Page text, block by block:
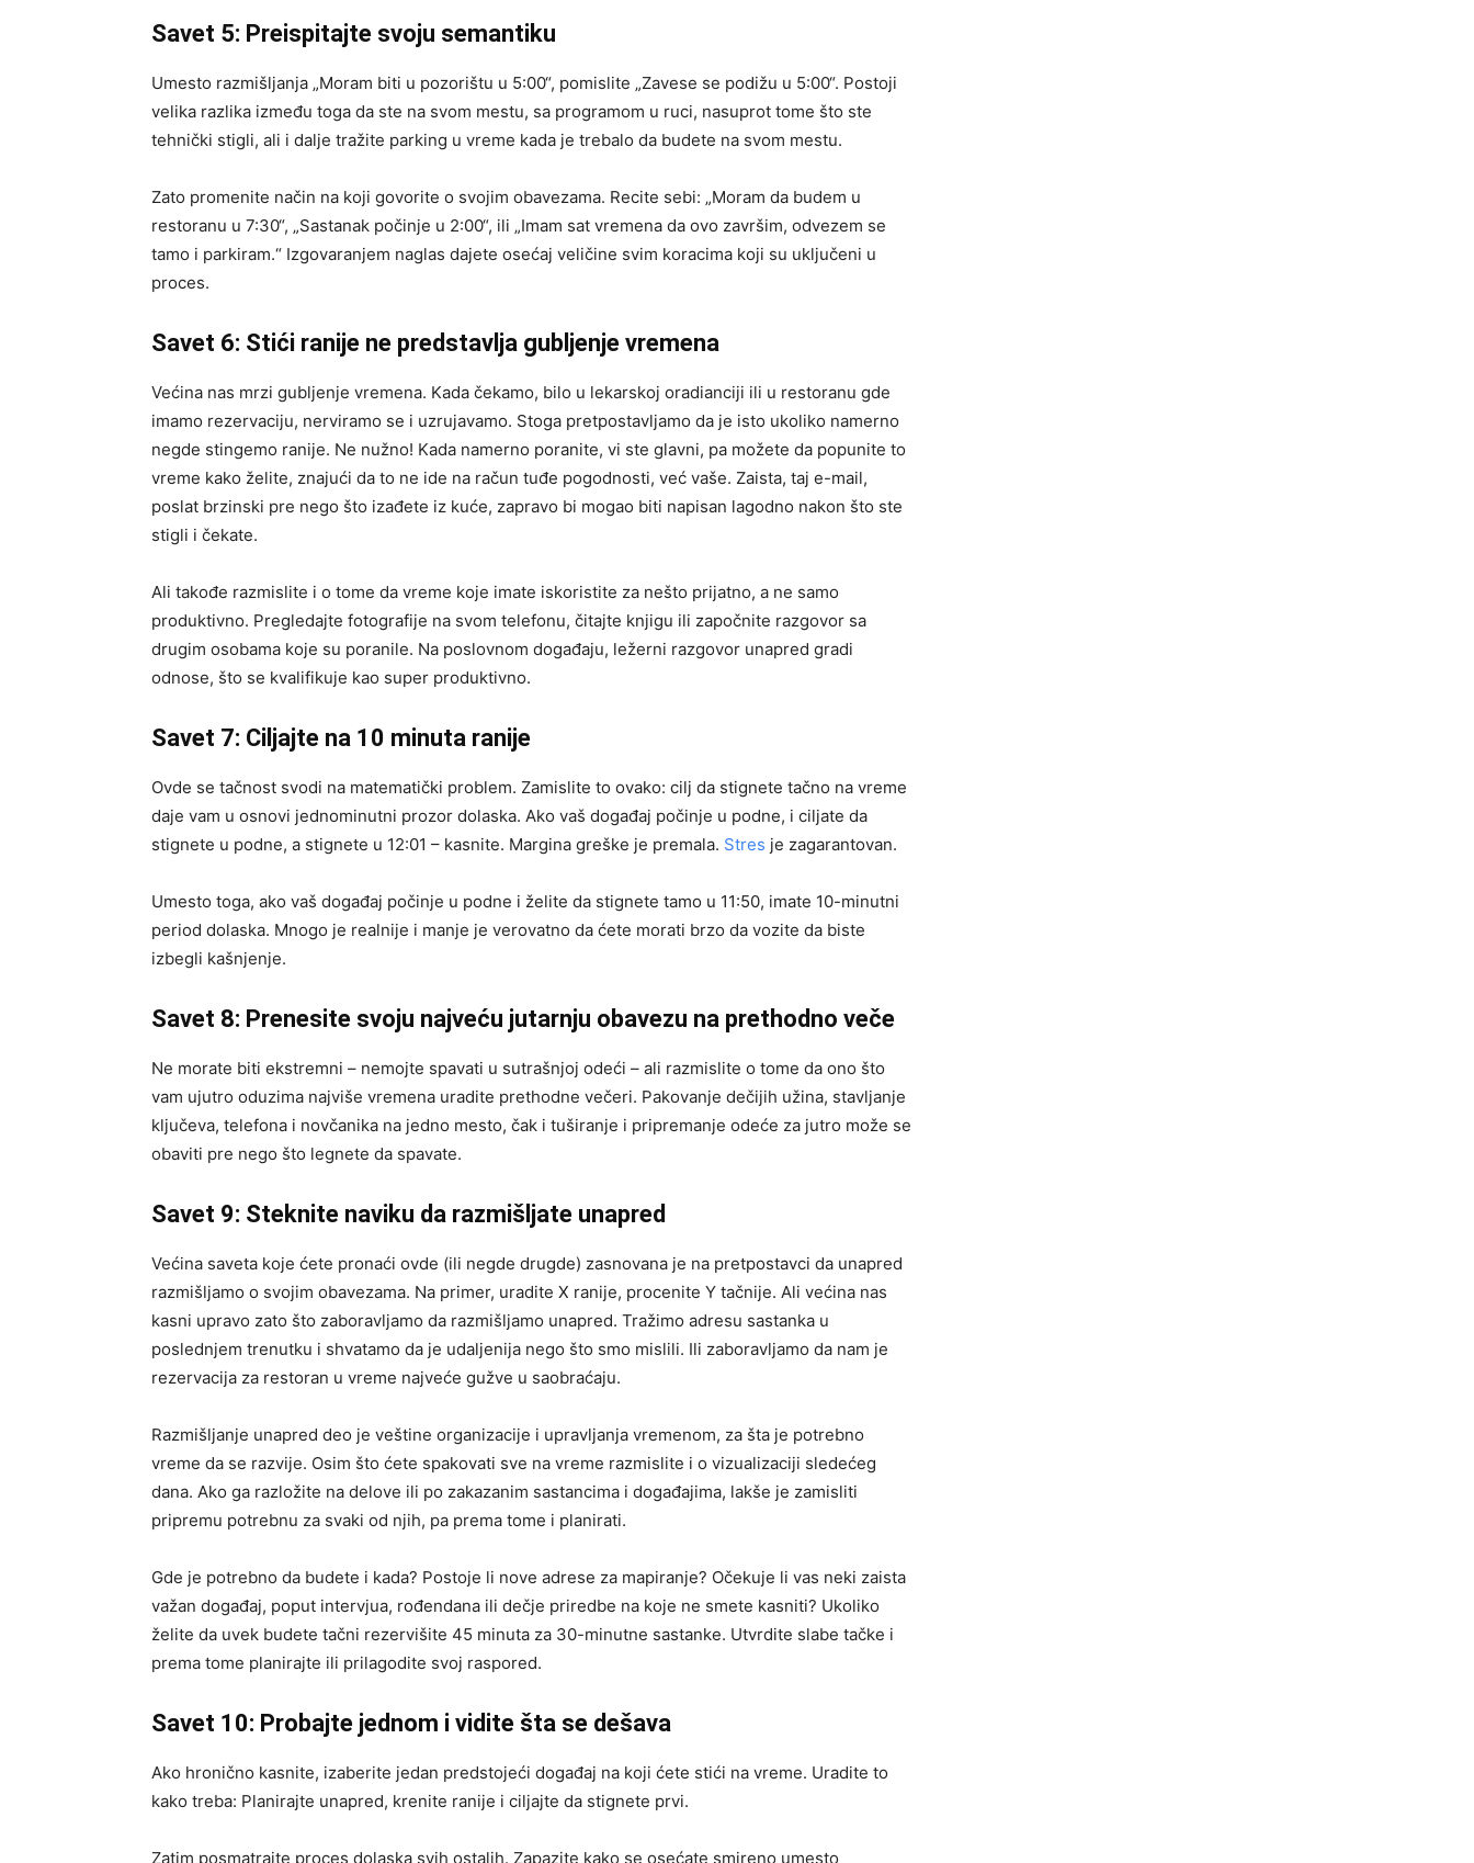
Savet 5: Preispitajte svoju semantiku
Umesto razmišljanja „Moram biti u pozorištu u 5:00“, pomislite „Zavese se podižu u 5:00“. Postoji
velika razlika između toga da ste na svom mestu, sa programom u ruci, nasuprot tome što ste
tehnički stigli, ali i dalje tražite parking u vreme kada je trebalo da budete na svom mestu.
Zato promenite način na koji govorite o svojim obavezama. Recite sebi: „Moram da budem u
restoranu u 7:30“, „Sastanak počinje u 2:00“, ili „Imam sat vremena da ovo završim, odvezem se
tamo i parkiram.“ Izgovaranjem naglas dajete osećaj veličine svim koracima koji su uključeni u
proces.
Savet 6: Stići ranije ne predstavlja gubljenje vremena
Većina nas mrzi gubljenje vremena. Kada čekamo, bilo u lekarskoj oradianciji ili u restoranu gde
imamo rezervaciju, nerviramo se i uzrujavamo. Stoga pretpostavljamo da je isto ukoliko namerno
negde stingemo ranije. Ne nužno! Kada namerno poranite, vi ste glavni, pa možete da popunite to
vreme kako želite, znajući da to ne ide na račun tuđe pogodnosti, već vaše. Zaista, taj e-mail,
poslat brzinski pre nego što izađete iz kuće, zapravo bi mogao biti napisan lagodno nakon što ste
stigli i čekate.
Ali takođe razmislite i o tome da vreme koje imate iskoristite za nešto prijatno, a ne samo
produktivno. Pregledajte fotografije na svom telefonu, čitajte knjigu ili započnite razgovor sa
drugim osobama koje su poranile. Na poslovnom događaju, ležerni razgovor unapred gradi
odnose, što se kvalifikuje kao super produktivno.
Savet 7: Ciljajte na 10 minuta ranije
Ovde se tačnost svodi na matematički problem. Zamislite to ovako: cilj da stignete tačno na vreme
daje vam u osnovi jednominutni prozor dolaska. Ako vaš događaj počinje u podne, i ciljate da
stignete u podne, a stignete u 12:01 – kasnite. Margina greške je premala. Stres je zagarantovan.
Umesto toga, ako vaš događaj počinje u podne i želite da stignete tamo u 11:50, imate 10-minutni
period dolaska. Mnogo je realnije i manje je verovatno da ćete morati brzo da vozite da biste
izbegli kašnjenje.
Savet 8: Prenesite svoju najveću jutarnju obavezu na prethodno veče
Ne morate biti ekstremni – nemojte spavati u sutrašnjoj odeći – ali razmislite o tome da ono što
vam ujutro oduzima najviše vremena uradite prethodne večeri. Pakovanje dečijih užina, stavljanje
ključeva, telefona i novčanika na jedno mesto, čak i tuširanje i pripremanje odeće za jutro može se
obaviti pre nego što legnete da spavate.
Savet 9: Steknite naviku da razmišljate unapred
Većina saveta koje ćete pronaći ovde (ili negde drugde) zasnovana je na pretpostavci da unapred
razmišljamo o svojim obavezama. Na primer, uradite X ranije, procenite Y tačnije. Ali većina nas
kasni upravo zato što zaboravljamo da razmišljamo unapred. Tražimo adresu sastanka u
poslednjem trenutku i shvatamo da je udaljenija nego što smo mislili. Ili zaboravljamo da nam je
rezervacija za restoran u vreme najveće gužve u saobraćaju.
Razmišljanje unapred deo je veštine organizacije i upravljanja vremenom, za šta je potrebno
vreme da se razvije. Osim što ćete spakovati sve na vreme razmislite i o vizualizaciji sledećeg
dana. Ako ga razložite na delove ili po zakazanim sastancima i događajima, lakše je zamisliti
pripremu potrebnu za svaki od njih, pa prema tome i planirati.
Gde je potrebno da budete i kada? Postoje li nove adrese za mapiranje? Očekuje li vas neki zaista
važan događaj, poput intervjua, rođendana ili dečje priredbe na koje ne smete kasniti? Ukoliko
želite da uvek budete tačni rezervišite 45 minuta za 30-minutne sastanke. Utvrdite slabe tačke i
prema tome planirajte ili prilagodite svoj raspored.
Savet 10: Probajte jednom i vidite šta se dešava
Ako hronično kasnite, izaberite jedan predstojeći događaj na koji ćete stići na vreme. Uradite to
kako treba: Planirajte unapred, krenite ranije i ciljajte da stignete prvi.
Zatim posmatrajte proces dolaska svih ostalih. Zapazite kako se osećate smireno umesto